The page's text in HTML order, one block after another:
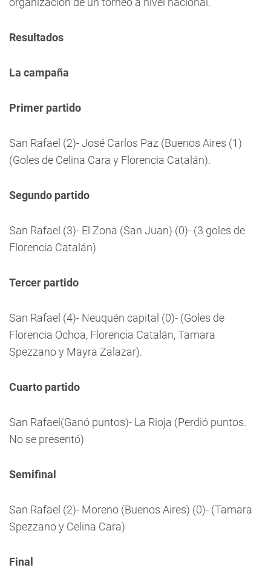
Resultados
La campaña
Primer partido
San Rafael (2)- José Carlos Paz (Buenos Aires (1)
(Goles de Celina Cara y Florencia Catalán).
Segundo partido
San Rafael (3)- El Zona (San Juan) (0)- (3 goles de
Florencia Catalán)
Tercer partido
San Rafael (4)- Neuquén capital (0)- (Goles de
Florencia Ochoa, Florencia Catalán, Tamara
Spezzano y Mayra Zalazar).
Cuarto partido
San Rafael(Ganó puntos)- La Rioja (Perdió puntos.
No se presentó)
Semifinal
San Rafael (2)- Moreno (Buenos Aires) (0)- (Tamara
Spezzano y Celina Cara)
Final